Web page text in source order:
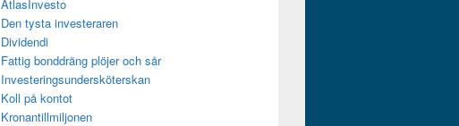
AtlasInvesto
Den tysta investeraren
Dividendi
Fattig bonddräng plöjer och sår
Investeringsundersköterskan
Koll på kontot
Kronantillmiljonen